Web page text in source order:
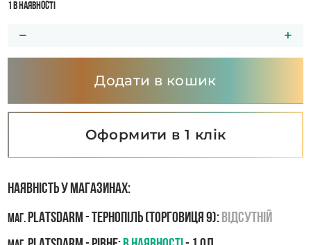
1 в наявності
Додати в кошик
Оформити в 1 клік
Наявність у магазинах:
маг.PLATSDARM - Тернопіль (Торговиця 9):Відсутній